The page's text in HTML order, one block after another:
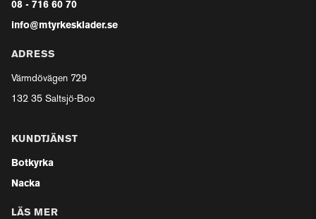
08 - 716 60 70
info@mtyrkesklader.se
ADRESS
Värmdövägen 729
132 35 Saltsjö-Boo
KUNDTJÄNST
Botkyrka
Nacka
LÄS MER